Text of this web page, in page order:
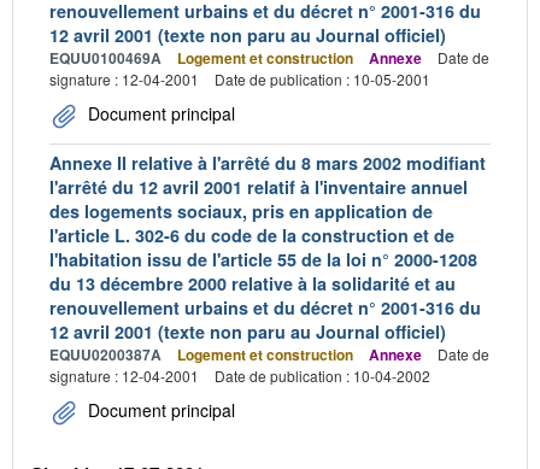
renouvellement urbains et du décret n° 2001-316 du
12 avril 2001 (texte non paru au Journal officiel)
EQUU0100469A Logement et construction Annexe
Date de
signature : 12-04-2001
Date de publication : 10-05-2001
Document principal
Annexe II relative à l'arrêté du 8 mars 2002 modifiant
l'arrêté du 12 avril 2001 relatif à l'inventaire annuel
des logements sociaux, pris en application de
l'article L. 302-6 du code de la construction et de
l'habitation issu de l'article 55 de la loi n° 2000-1208
du 13 décembre 2000 relative à la solidarité et au
renouvellement urbains et du décret n° 2001-316 du
12 avril 2001 (texte non paru au Journal officiel)
EQUU0200387A Logement et construction Annexe
Date de
signature : 12-04-2001
Date de publication : 10-04-2002
Document principal